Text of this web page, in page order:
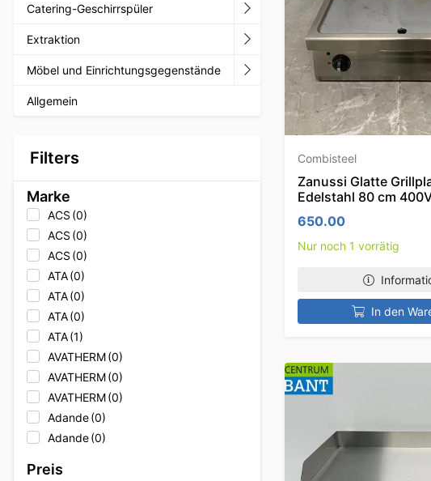
Catering-Geschirrspüler
Extraktion
Möbel und Einrichtungsgegenstände
Allgemein
Filters
Marke
ACS (0)
ACS (0)
ACS (0)
ATA(0)
ATA(0)
ATA(0)
ATA(1)
AVATHERM(0)
AVATHERM(0)
AVATHERM(0)
Adande(0)
Adande(0)
Adler
Preis
Combisteel
Zanussi Glatte
Edelstahl 80 cm
650.00
Nur noch 1 vorrätig
In den